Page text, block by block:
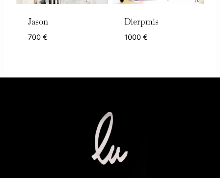
Jason
700 €
Dierpmis
1000 €